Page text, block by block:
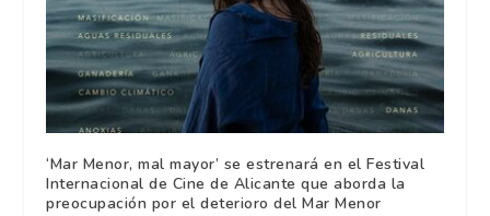
‘Mar Menor, mal mayor’ se estrenará en el Festival
Internacional de Cine de Alicante que aborda la
preocupación por el deterioro del Mar Menor